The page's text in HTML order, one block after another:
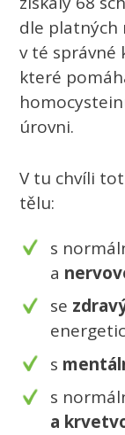
dle platných
v té správné
které
úrovni.
V tu chvíli
tělu:
s
a
se
s
s
a